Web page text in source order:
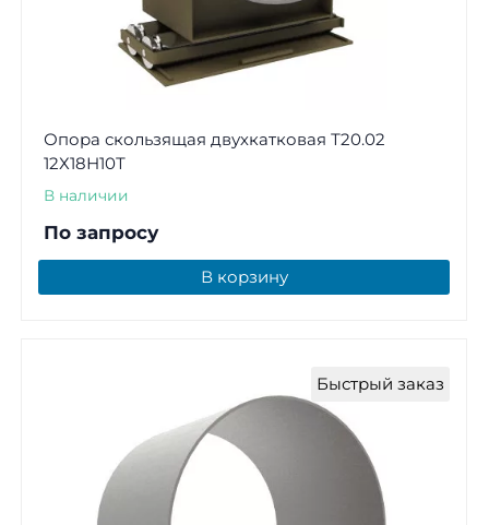
Опора скользящая двухкатковая Т20.02
12Х18Н10Т
В наличии
По запросу
В корзину
Быстрый заказ